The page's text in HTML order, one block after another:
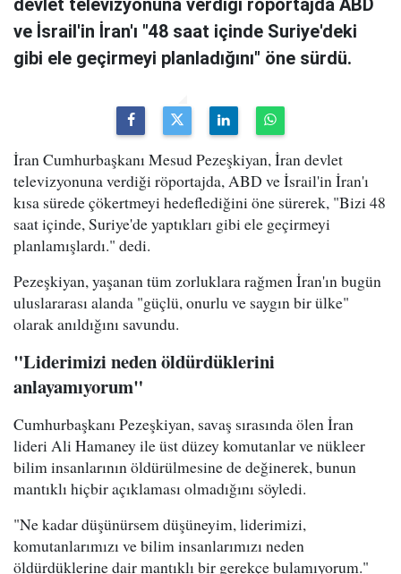
ve İsrail'in İran'ı "48 saat içinde Suriye'deki
gibi ele geçirmeyi planladığını" öne sürdü.
İran Cumhurbaşkanı Mesud Pezeşkiyan, İran devlet
televizyonuna verdiği röportajda, ABD ve İsrail'in İran'ı
kısa sürede çökertmeyi hedeflediğini öne sürerek, "Bizi 48
saat içinde, Suriye'de yaptıkları gibi ele geçirmeyi
planlamışlardı." dedi.
Pezeşkiyan, yaşanan tüm zorluklara rağmen İran'ın bugün
uluslararası alanda "güçlü, onurlu ve saygın bir ülke"
olarak anıldığını savundu.
"Liderimizi neden öldürdüklerini
anlayamıyorum"
Cumhurbaşkanı Pezeşkiyan, savaş sırasında ölen İran
lideri Ali Hamaney ile üst düzey komutanlar ve nükleer
bilim insanlarının öldürülmesine de değinerek, bunun
mantıklı hiçbir açıklaması olmadığını söyledi.
"Ne kadar düşünürsem düşüneyim, liderimizi,
komutanlarımızı ve bilim insanlarımızı neden
öldürdüklerine dair mantıklı bir gerekçe bulamıyorum."